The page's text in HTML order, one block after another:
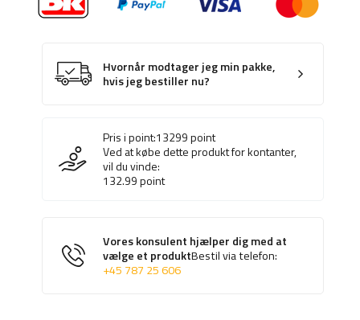
Hvornår modtager jeg min pakke,
hvis jeg bestiller nu?
Pris i point:13299point
Ved at købe dette produkt for kontanter,
vil du vinde:
132.99point
Vores konsulent hjælper dig med at
vælge et produktBestil via telefon:
+45 787 25 606